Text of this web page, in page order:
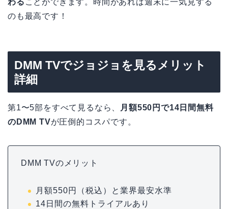
わる ことができます。時間があれば週末に一気見する
のも最高です！
DMM TVでジョジョを見るメリット
詳細
第1〜5部をすべて見るなら、
月額550円で14日間無料
のDMM TVが圧倒的コスパです。
DMM TVのメリット
月額550円（税込）と業界最安水準
14日間の無料トライアルあり